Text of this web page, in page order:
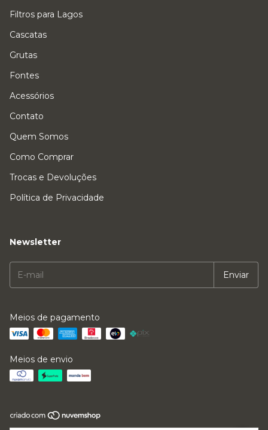
Filtros para Lagos
Cascatas
Grutas
Fontes
Acessórios
Contato
Quem Somos
Como Comprar
Trocas e Devoluções
Política de Privacidade
Newsletter
Meios de pagamento
Meios de envio